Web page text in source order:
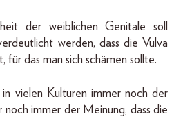
der weiblichen Genitale soll
werden, dass die Vulva
für das man sich schämen sollte.
vielen Kulturen immer noch der
noch immer der Meinung, dass die